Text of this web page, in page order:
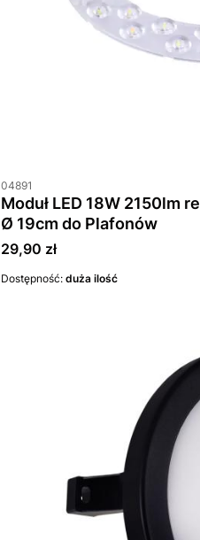
04891
Moduł LED 18W 2150lm
Ø 19cm do Plafonów
Cena
29,90 zł
Dostępność: duża ilość